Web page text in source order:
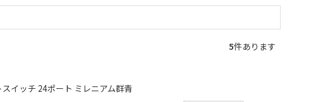
5件あります
イッチ 24ポート ミレニアム群青